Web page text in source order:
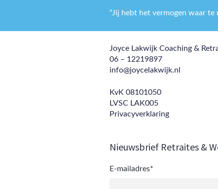
“Jij hebt het vermogen waar
Joyce Lakwijk Coaching &
06 – 12219897
info@joycelakwijk.nl
KvK 08101050
LVSC LAK005
Privacyverklaring
Nieuwsbrief Retraites &
E-mailadres*